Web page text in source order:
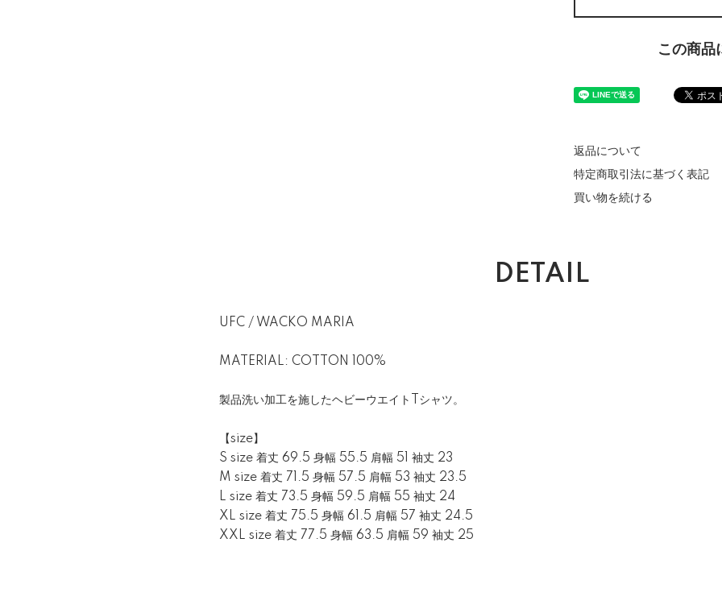
この商品
返品について
特定商取引法に基づく表記
買い物を続ける
DETAIL
UFC / WACKO MARIA
MATERIAL: COTTON 100%
製品洗い加工を施したヘビーウエイトTシャツ。
【size】
S size 着丈 69.5 身幅 55.5 肩幅 51 袖丈 23
M size 着丈 71.5 身幅 57.5 肩幅 53 袖丈 23.5
L size 着丈 73.5 身幅 59.5 肩幅 55 袖丈 24
XL size 着丈 75.5 身幅 61.5 肩幅 57 袖丈 24.5
XXL size 着丈 77.5 身幅 63.5 肩幅 59 袖丈 25